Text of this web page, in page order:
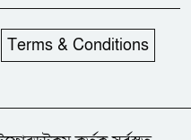
Terms & Conditions